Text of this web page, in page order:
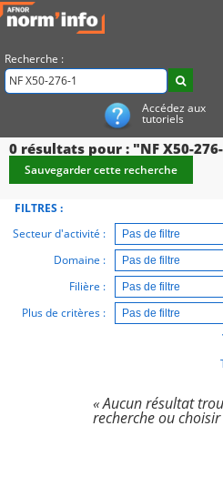
Recherche :
Accédez aux
tutoriels
0 résultats pour : "NF X50-
Sauvegarder cette recherche
FILTRES :
Secteur d'activité :
Domaine :
Filière :
Plus de critères :
« Aucun résultat
recherche ou